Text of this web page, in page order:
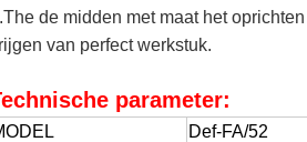
de midden met maat het
van perfect werkstuk.
parameter:
Def-FA/52